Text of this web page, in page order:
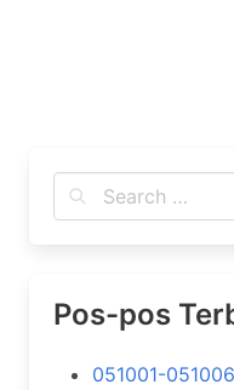
Pos-pos
051001-